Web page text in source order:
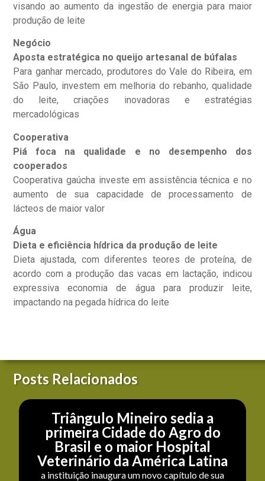
visando ao aumento da ingestão de energia para maior
produção de leite
Negócio
Aposta estratégica no queijo artesanal de búfalas
Para ganhar mercado, produtores do Vale do Ribeira, em
São Paulo, investem em melhoria do rebanho, qualidade
do leite, criações inovadoras e estratégias
mercadológicas
Cooperativa
Piá foca na qualidade e no desempenho dos
cooperados
Cooperativa gaúcha investe em assistência técnica e no
aumento de sua capacidade de processamento de
lácteos de maior valor
Água
Dieta e eficiência hídrica da produção de leite
Dieta ajustada, com diferentes teores de proteína, de
acordo com a produção das vacas em lactação, indicou
expressiva economia de água para produzir leite,
impactando na pegada hídrica do leite
Posts Relacionados
Triângulo Mineiro sedia a
primeira Cidade do Agro do
Brasil e o maior Hospital
Veterinário da América Latina
a instituição inaugura um novo capítulo de sua